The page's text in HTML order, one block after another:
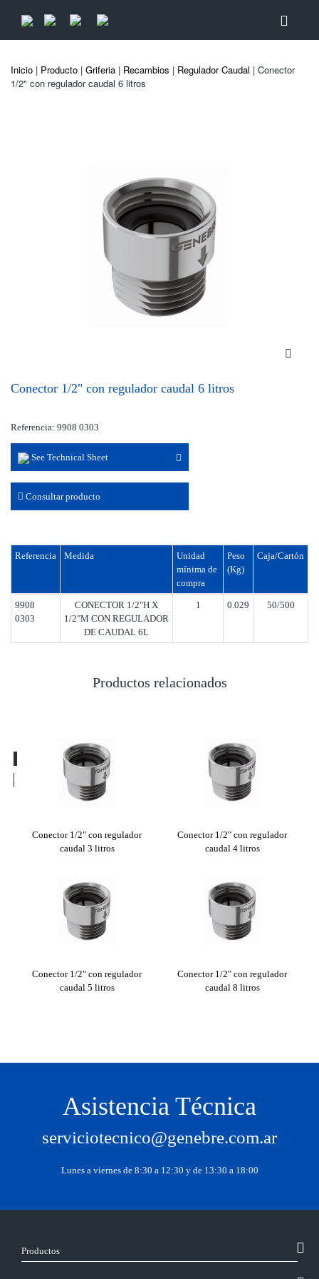
Inicio | Producto | Griferia | Recambios | Regulador Caudal | Conector
1/2" con regulador caudal 6 litros
Conector 1/2" con regulador caudal 6 litros
Referencia: 9908 0303
See Technical Sheet
Consultar producto
Referencia Medida
Unidad
mínima de
compra
Peso
(Kg)
Caja/Cartón
9908
0303
CONECTOR 1/2"H X
1/2"M CON REGULADOR
DE CAUDAL 6L
1 0.029 50/500
Productos relacionados
Conector 1/2" con regulador
caudal 3 litros
Conector 1/2" con regulador
caudal 4 litros
Conector 1/2" con regulador
caudal 5 litros
Conector 1/2" con regulador
caudal 8 litros
Asistencia Técnica
serviciotecnico@genebre.com.ar
Lunes a viernes de 8:30 a 12:30 y de 13:30 a 18:00
Productos